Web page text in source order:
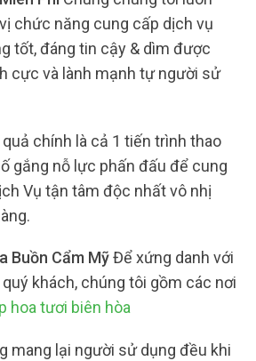
chức năng cung cấp dịch vụ
tốt, đáng tin cậy & dìm được
cực và lành mạnh tự người sử
chính là cả 1 tiến trình thao
gắng nỗ lực phấn đấu để cung
Vụ tận tâm độc nhất vô nhị
Buồn Cẩm MỹĐể xứng danh với
khách, chúng tôi gồm các nơi
hoa tươi biên hòa
mang lại người sử dụng đều khi